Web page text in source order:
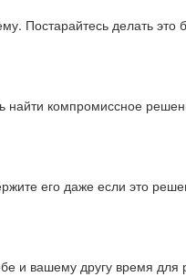
Постарайтесь делать это
найти компромиссное
его даже если это
и вашему другу время